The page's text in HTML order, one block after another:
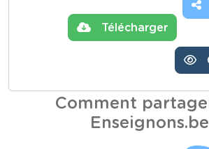
Télécharger
Comment